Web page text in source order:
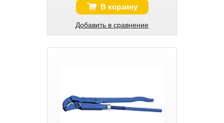
В корзину
Добавить в сравнение